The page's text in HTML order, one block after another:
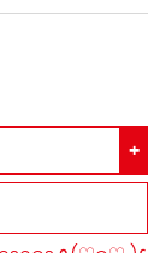
+